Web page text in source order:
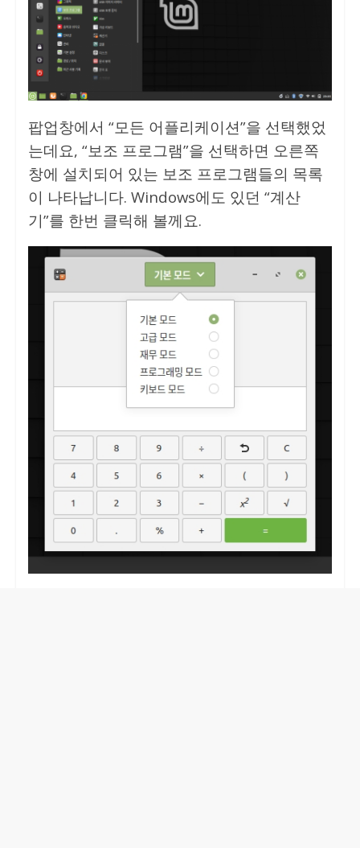
팝업창에서 “모든 어플리케이션”을 선택했었
는데요, “보조 프로그램”을 선택하면 오른쪽
창에 설치되어 있는 보조 프로그램들의 목록
이 나타납니다. Windows에도 있던 “계산
기”를 한번 클릭해 볼께요.